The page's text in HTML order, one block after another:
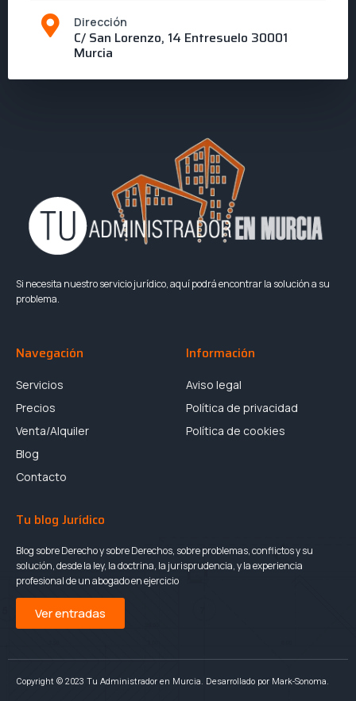
Dirección
C/ San Lorenzo, 14 Entresuelo 30001
Murcia
Si necesita nuestro servicio jurídico, aquí podrá encontrar la solución a su
problema.
Navegación
Servicios
Precios
Venta/Alquiler
Blog
Contacto
Información
Aviso legal
Política de privacidad
Política de cookies
Tu blog Jurídico
Blog sobre Derecho y sobre Derechos, sobre problemas, conflictos y su
solución, desde la ley, la doctrina, la jurisprudencia, y la experiencia
profesional de un abogado en ejercicio
Ver entradas
Copyright © 2023 Tu Administrador en Murcia. Desarrollado por Mark-Sonoma.